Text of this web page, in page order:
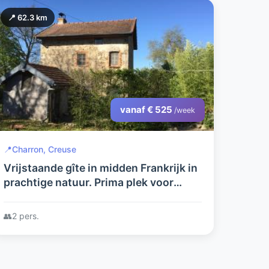
📍 62.3 km
vanaf € 525 /week
📍Charron, Creuse
Vrijstaande gîte in midden Frankrijk in
prachtige natuur. Prima plek voor
👥2 pers.